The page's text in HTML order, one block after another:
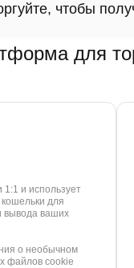
чтобы
для
и использует
для
вывода ваших
о необычном
файлов cookie